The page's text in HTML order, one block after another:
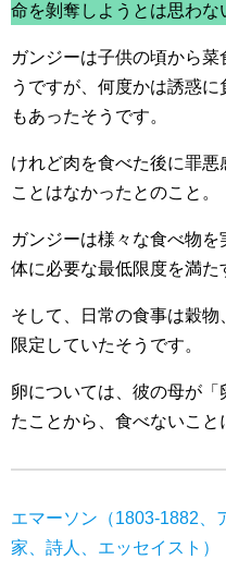
命を剝奪しようとは思わな
ガンジーは子供の頃から
うですが、何度かは誘惑
もあったそうです。
けれど肉を食べた後に罪
ことはなかったとのこと。
ガンジーは様々な食べ物
体に必要な最低限度を満た
そして、日常の食事は穀
限定していたそうです。
卵については、彼の母が
たことから、食べないこと
エマーソン（1803-1882、
家、詩人、エッセイスト）